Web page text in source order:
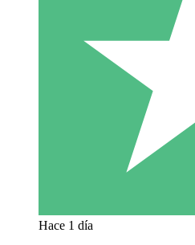
Hace 1 día